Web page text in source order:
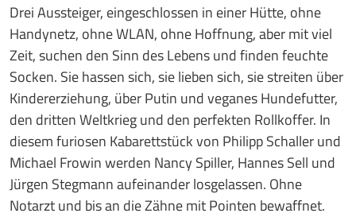
Drei Aussteiger, eingeschlossen in einer Hütte, ohne
Handynetz, ohne WLAN, ohne Hoffnung, aber mit viel
Zeit, suchen den Sinn des Lebens und finden feuchte
Socken. Sie hassen sich, sie lieben sich, sie streiten über
Kindererziehung, über Putin und veganes Hundefutter,
den dritten Weltkrieg und den perfekten Rollkoffer. In
diesem furiosen Kabarettstück von Philipp Schaller und
Michael Frowin werden Nancy Spiller, Hannes Sell und
Jürgen Stegmann aufeinander losgelassen. Ohne
Notarzt und bis an die Zähne mit Pointen bewaffnet.